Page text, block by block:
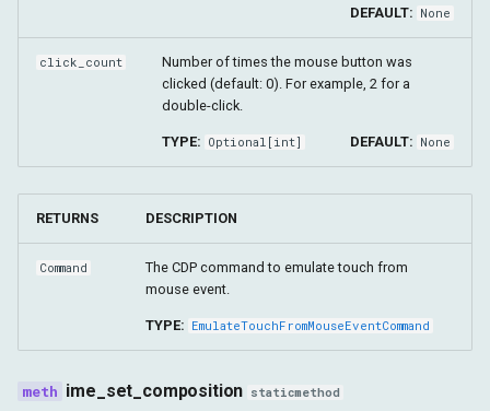
DEFAULT: None
click_count
Number of times the mouse button was
clicked (default: 0). For example, 2 for a
double-click.
TYPE: Optional [int] DEFAULT: None
RETURNS DESCRIPTION
Command
The CDP command to emulate touch from
mouse event.
TYPE: EmulateTouchFromMouseEventCommand
ime_set_composition staticmethod